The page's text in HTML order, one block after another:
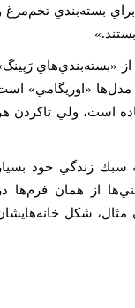
بسته‌بندي تخم‌مرغ و
«بسته‌بندي‌هاي رَپينگ»
«اوريگامي» است
است، ولي تاكردن هر
زندگي خود بسيار
از همان فرم‌ها در
شكل خانه‌هايشان